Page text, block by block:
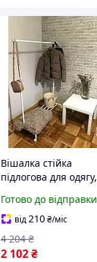
Вішалка стійка
підлогова для одягу,
одягу на коліщатках
(Висота 175 см, Біла),
Готово до відправки
від 210 ₴/міс
2 102 ₴
4 204 ₴